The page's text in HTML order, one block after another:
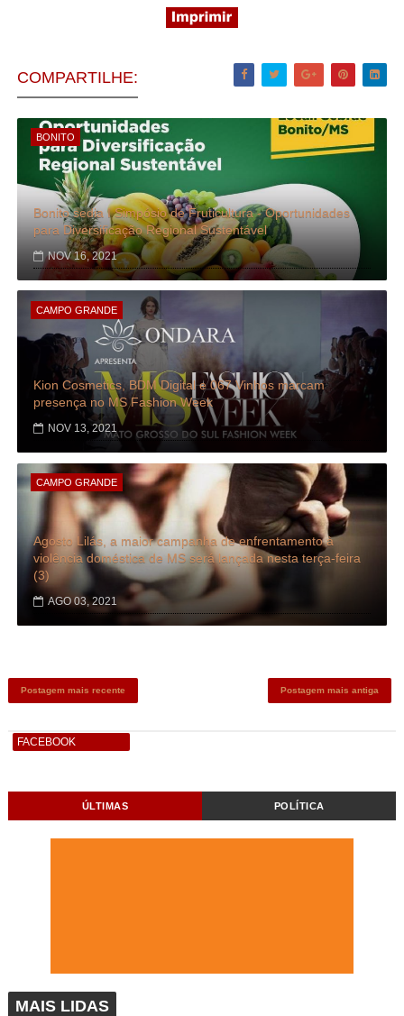
COMPARTILHE:
BONITO
Bonito sedia I Simpósio de Fruticultura - Oportunidades
para Diversificação Regional Sustentável
NOV 16, 2021
CAMPO GRANDE
Kion Cosmetics, BDM Digital e 067 Vinhos marcam
presença no MS Fashion Week
NOV 13, 2021
CAMPO GRANDE
Agosto Lilás, a maior campanha de enfrentamento à
violência doméstica de MS será lançada nesta terça-feira
(3)
AGO 03, 2021
Postagem mais recente Postagem mais antiga
FACEBOOK
ÚLTIMAS POLÍTICA
MAIS LIDAS